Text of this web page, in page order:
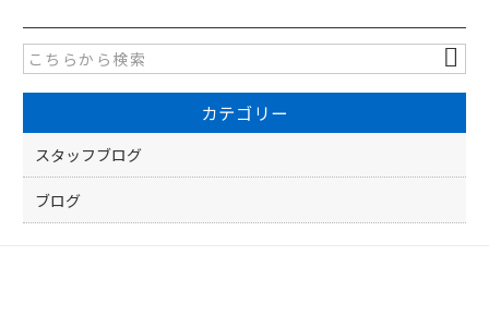
e
b
o
o
k
er
カテゴリー
スタッフブログ
ブログ